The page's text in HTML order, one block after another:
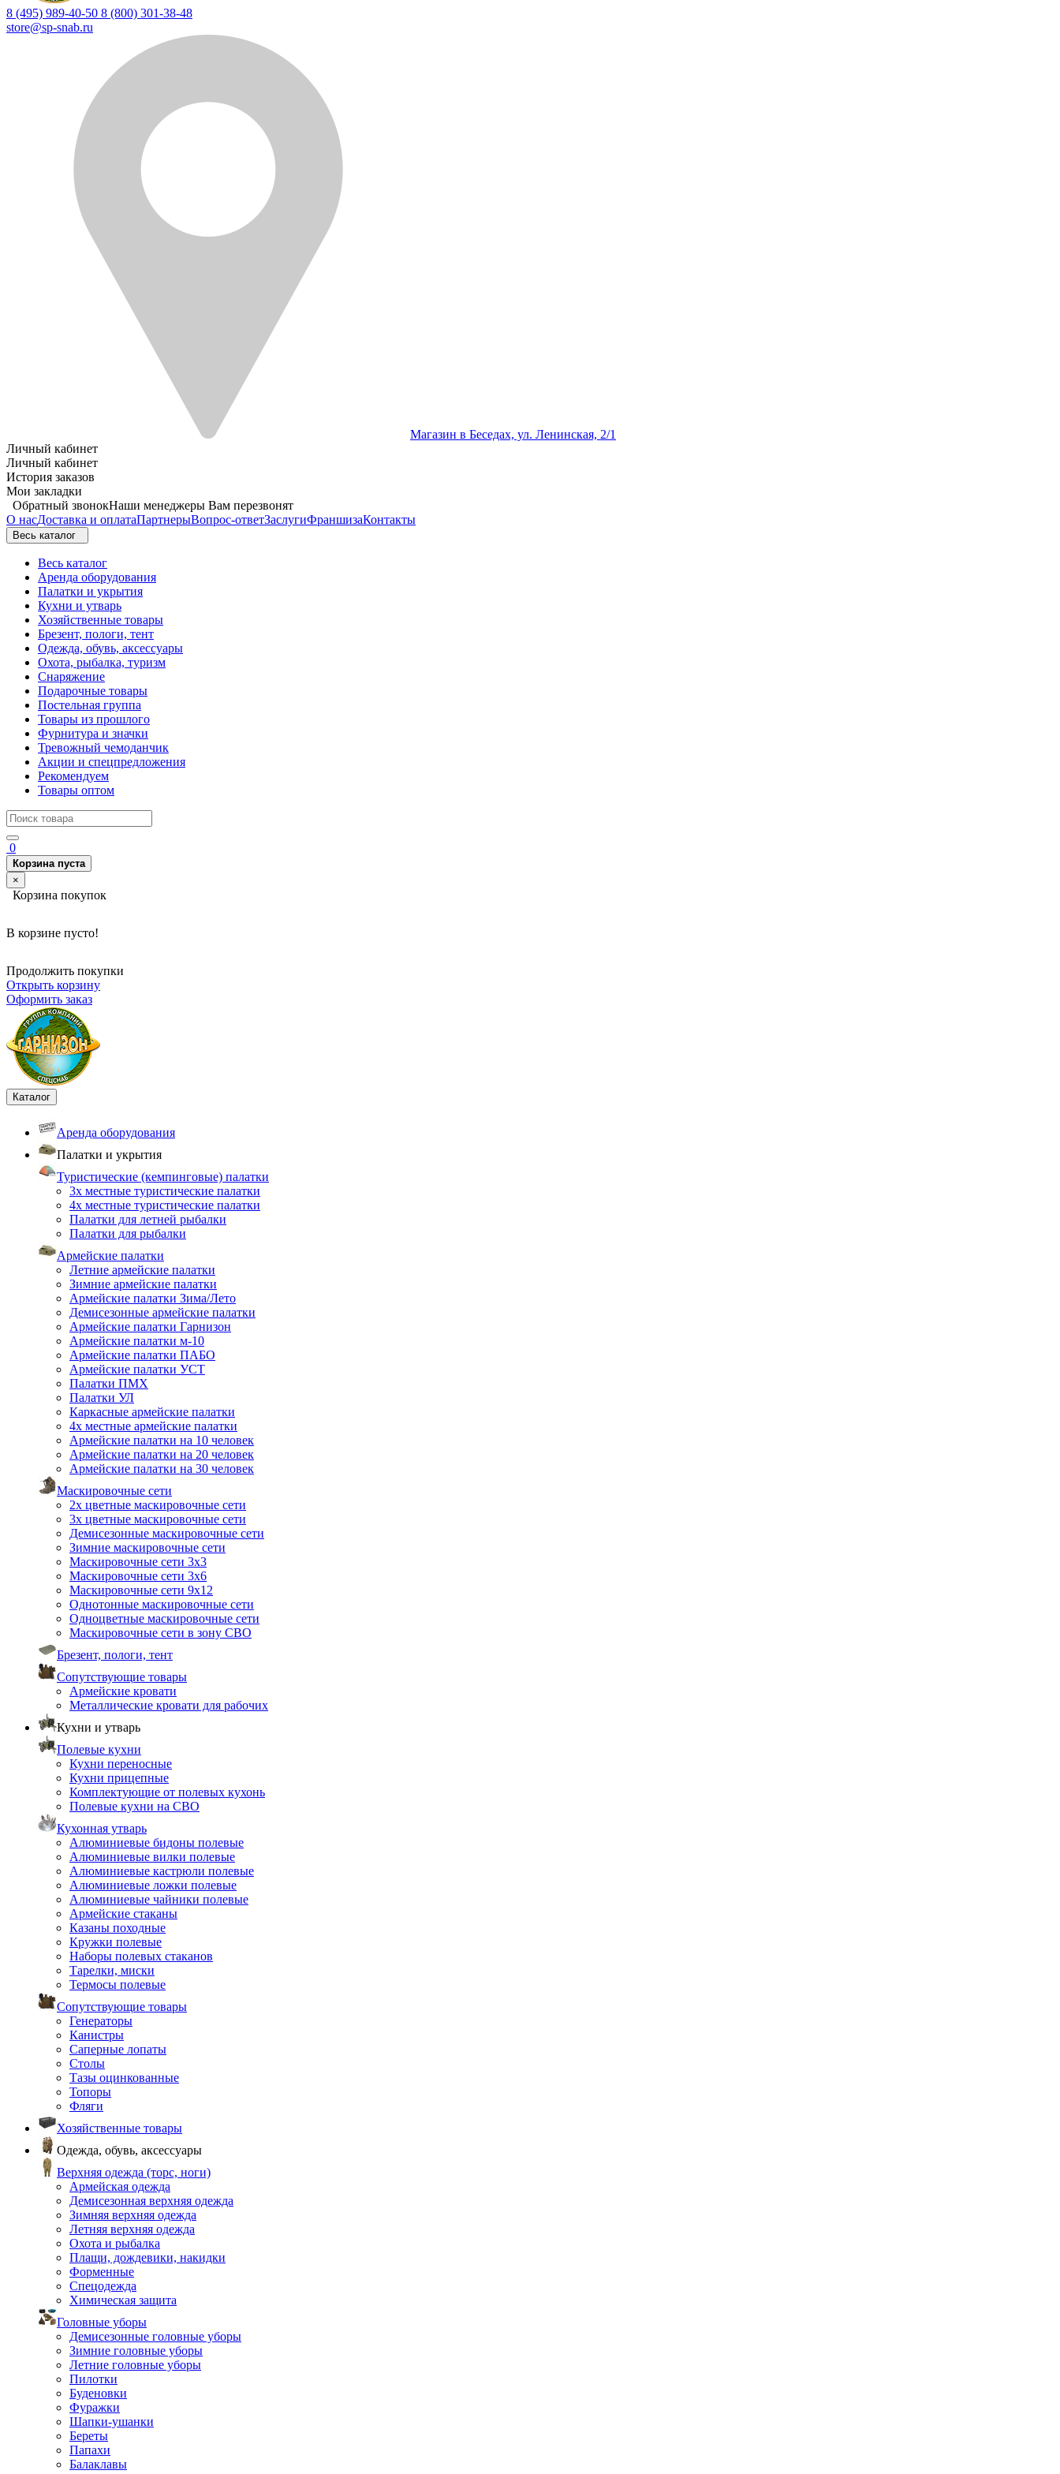
8 (495) 989-40-50 8 (800) 301-38-48
store@sp-snab.ru
Магазин в Беседах, ул. Ленинская, 2/1
Личный кабинет
Личный кабинет
История заказов
Мои закладки
Обратный звонокНаши менеджеры Вам перезвонят
О насДоставка и оплатаПартнерыВопрос-ответЗаслугиФраншизаКонтакты
Весь каталог
Весь каталог
Аренда оборудования
Палатки и укрытия
Кухни и утварь
Хозяйственные товары
Брезент, пологи, тент
Одежда, обувь, аксессуары
Охота, рыбалка, туризм
Снаряжение
Подарочные товары
Постельная группа
Товары из прошлого
Фурнитура и значки
Тревожный чемоданчик
Акции и спецпредложения
Рекомендуем
Товары оптом
0
Корзина пуста
×
Корзина покупок
В корзине пусто!
Продолжить покупки
Открыть корзину
Оформить заказ
Каталог
Аренда оборудования
Палатки и укрытия
Туристические (кемпинговые) палатки
3х местные туристические палатки
4х местные туристические палатки
Палатки для летней рыбалки
Палатки для рыбалки
Армейские палатки
Летние армейские палатки
Зимние армейские палатки
Армейские палатки Зима/Лето
Демисезонные армейские палатки
Армейские палатки Гарнизон
Армейские палатки м-10
Армейские палатки ПАБО
Армейские палатки УСТ
Палатки ПМХ
Палатки УЛ
Каркасные армейские палатки
4х местные армейские палатки
Армейские палатки на 10 человек
Армейские палатки на 20 человек
Армейские палатки на 30 человек
Маскировочные сети
2х цветные маскировочные сети
3х цветные маскировочные сети
Демисезонные маскировочные сети
Зимние маскировочные сети
Маскировочные сети 3х3
Маскировочные сети 3х6
Маскировочные сети 9х12
Однотонные маскировочные сети
Одноцветные маскировочные сети
Маскировочные сети в зону СВО
Брезент, пологи, тент
Сопутствующие товары
Армейские кровати
Металлические кровати для рабочих
Кухни и утварь
Полевые кухни
Кухни переносные
Кухни прицепные
Комплектующие от полевых кухонь
Полевые кухни на СВО
Кухонная утварь
Алюминиевые бидоны полевые
Алюминиевые вилки полевые
Алюминиевые кастрюли полевые
Алюминиевые ложки полевые
Алюминиевые чайники полевые
Армейские стаканы
Казаны походные
Кружки полевые
Наборы полевых стаканов
Тарелки, миски
Термосы полевые
Сопутствующие товары
Генераторы
Канистры
Саперные лопаты
Столы
Тазы оцинкованные
Топоры
Фляги
Хозяйственные товары
Одежда, обувь, аксессуары
Верхняя одежда (торс, ноги)
Армейская одежда
Демисезонная верхняя одежда
Зимняя верхняя одежда
Летняя верхняя одежда
Охота и рыбалка
Плащи, дождевики, накидки
Форменные
Спецодежда
Химическая защита
Головные уборы
Демисезонные головные уборы
Зимние головные уборы
Летние головные уборы
Пилотки
Буденовки
Фуражки
Шапки-ушанки
Береты
Папахи
Балаклавы